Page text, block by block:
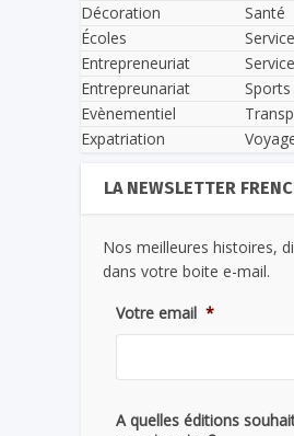
Décoration
Écoles
Entrepreneuriat
Entrepreunariat
Evènementiel
Expatriation
Santé
Sports
LA NEWSLETTER
Nos meilleures histoires,
dans votre boite e-mail.
Votre email *
A quelles éditions